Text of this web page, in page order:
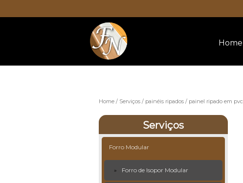
Home
Home Serviços painéis ripados painel ripado em pvc
Serviços
Forro Modular
Forro de Isopor Modular